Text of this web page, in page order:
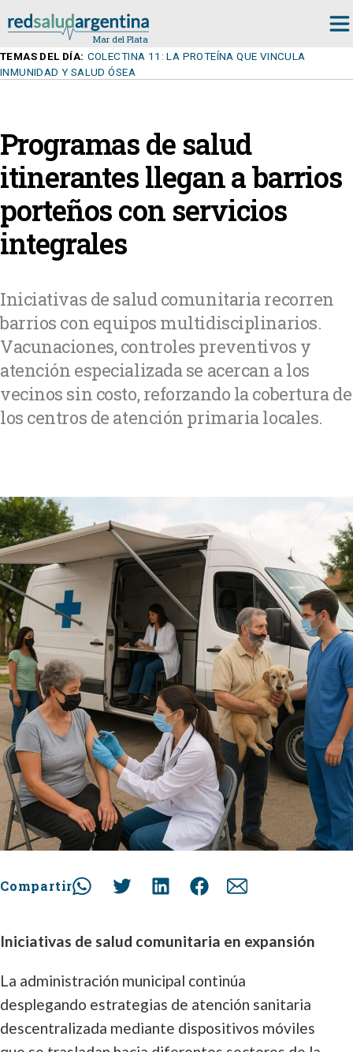
TEMAS DEL DÍA: COLECTINA 11: LA PROTEÍNA QUE VINCULA
INMUNIDAD Y SALUD ÓSEA
Programas de salud
itinerantes llegan a barrios
porteños con servicios
integrales
Iniciativas de salud comunitaria recorren
barrios con equipos multidisciplinarios.
Vacunaciones, controles preventivos y
atención especializada se acercan a los
vecinos sin costo, reforzando la cobertura de
los centros de atención primaria locales.
Compartir
Iniciativas de salud comunitaria en expansión
La administración municipal continúa
desplegando estrategias de atención sanitaria
descentralizada mediante dispositivos móviles